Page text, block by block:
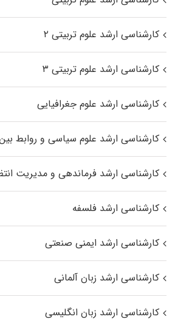
کارشناسی ارشد علوم تربیتی ۲
کارشناسی ارشد علوم تربیتی ۳
کارشناسی ارشد علوم جغرافیایی
کارشناسی ارشد علوم سیاسی و روابط
کارشناسی ارشد فرماندهی و مدیریت
کارشناسی ارشد فلسفه
کارشناسی ارشد ایمنی صنعتی
کارشناسی ارشد زبان آلمانی
کارشناسی ارشد زبان انگلیسی